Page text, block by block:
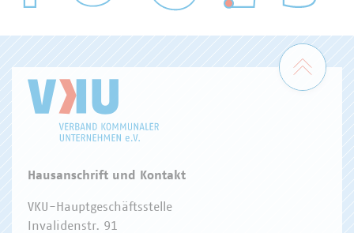
WASSER/ABWASSER
Zum
Hausanschrift und Kontakt
VKU-Hauptgeschäftsstelle
Invalidenstr. 91